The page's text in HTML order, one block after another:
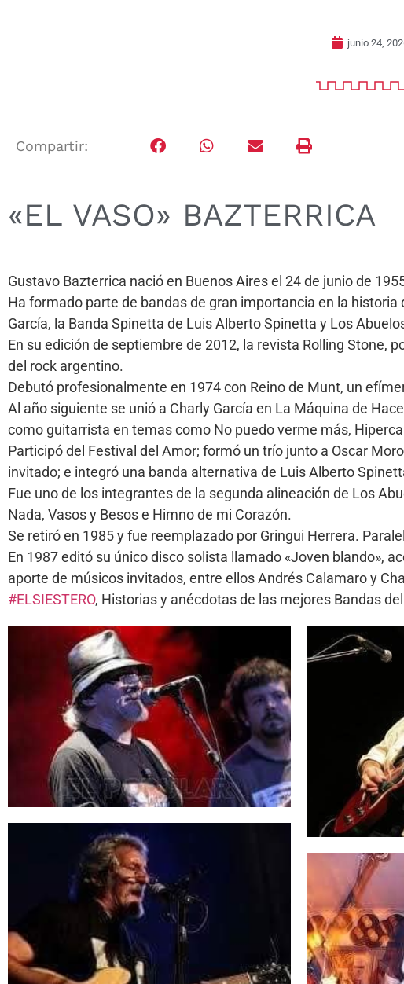
junio 24,
Compartir:
«EL VASO» BAZTERRICA
Gustavo Bazterrica nació en Buenos Aires el 24 de junio de
Ha formado parte de bandas de gran importancia en la
García, la Banda Spinetta de Luis Alberto Spinetta y Los
En su edición de septiembre de 2012, la revista Rolling Stone,
del rock argentino.
Debutó profesionalmente en 1974 con Reino de Munt, un
Al año siguiente se unió a Charly García en La Máquina de
como guitarrista en temas como No puedo verme más,
Participó del Festival del Amor; formó un trío junto a Oscar
invitado; e integró una banda alternativa de Luis Alberto
Fue uno de los integrantes de la segunda alineación de Los
Nada, Vasos y Besos e Himno de mi Corazón.
Se retiró en 1985 y fue reemplazado por Gringui Herrera.
En 1987 editó su único disco solista llamado «Joven blando»,
aporte de músicos invitados, entre ellos Andrés Calamaro y
#ELSIESTERO, Historias y anécdotas de las mejores Bandas